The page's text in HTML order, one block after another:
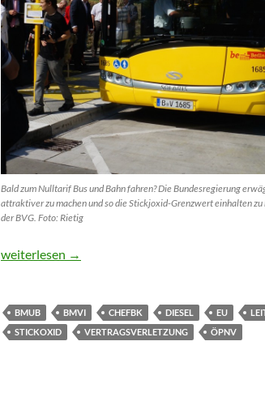
Bald zum Nulltarif Bus und Bahn fahren? Die Bundesregierung
attraktiver zu machen und so die Stickjoxid-Grenzwert einhalten
der BVG. Foto: Rietig
Bundesregierung erwägt Nulltarif bei Bussen
weiterlesen →
BMUB BMVI CHEFBK DIESEL EU
STICKOXID
VERTRAGSVERLETZUNG ÖPNV